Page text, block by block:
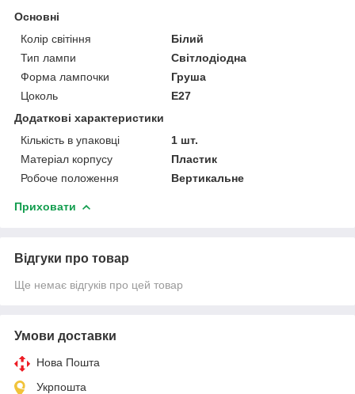
Основні
Колір світіння
Білий
Тип лампи
Світлодіодна
Форма лампочки
Груша
Цоколь
E27
Додаткові характеристики
Кількість в упаковці
1 шт.
Матеріал корпусу
Пластик
Робоче положення
Вертикальне
Приховати
Відгуки про товар
Ще немає відгуків про цей товар
Умови доставки
Нова Пошта
Укрпошта